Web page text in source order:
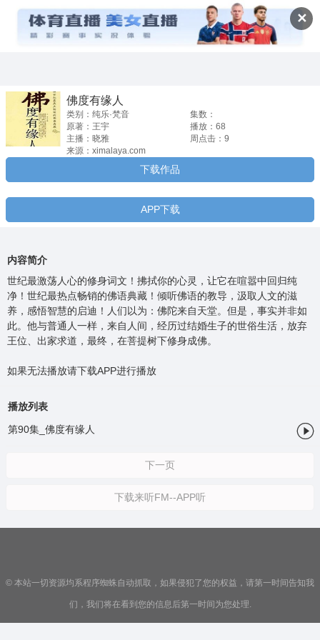
✕
佛度有缘人 
佛度有缘人
类别：纯乐·梵音
集数：
原著：王宇
播放：68
主播：晓雅
周点击：9
来源：ximalaya.com
下载作品
APP下载
内容简介
世纪最激荡人心的修身词文！拂拭你的心灵，让它在喧嚣中回归纯
净！世纪最热点畅销的佛语典藏！倾听佛语的教导，汲取人文的滋
养，感悟智慧的启迪！人们以为：佛陀来自天堂。但是，事实并非如
此。他与普通人一样，来自人间，经历过结婚生子的世俗生活，放弃
王位、出家求道，最终，在菩提树下修身成佛。
如果无法播放请下载APP进行播放
播放列表
第90集_佛度有缘人

下一页
下载来听FM--APP听
© 本站一切资源均系程序蜘蛛自动抓取，如果侵犯了您的权益，请第一时间告知我
们，我们将在看到您的信息后第一时间为您处理.